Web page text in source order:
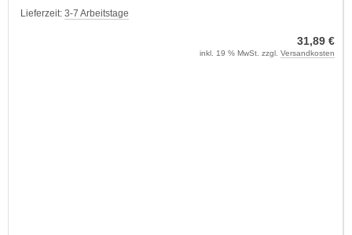
Lieferzeit: 3-7 Arbeitstage
31,89 €
inkl. 19 % MwSt. zzgl. Versandkosten